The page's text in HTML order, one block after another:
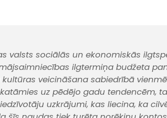
valsts sociālās un ekonomiskās
ilgtermiņa budžeta
veicināšana sabiedrībā
uz pēdējo gadu tendencēm,
uzkrājumi, kas liecina, ka